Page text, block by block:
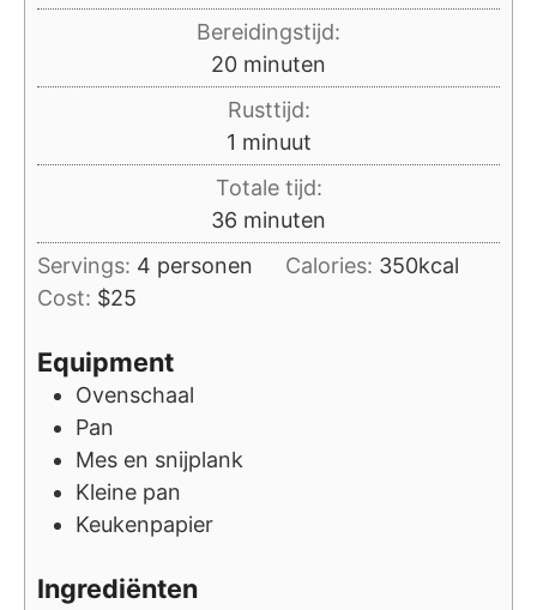
Bereidingstijd:
20minuten
minuten
Rusttijd:
1 minuut
minuut
Totale tijd:
36 minuten
minuten
Servings: 4 personen Calories: 350kcal
Cost: $25
Equipment
Ovenschaal
Pan
Mes en snijplank
Kleine pan
Keukenpapier
Ingrediënten